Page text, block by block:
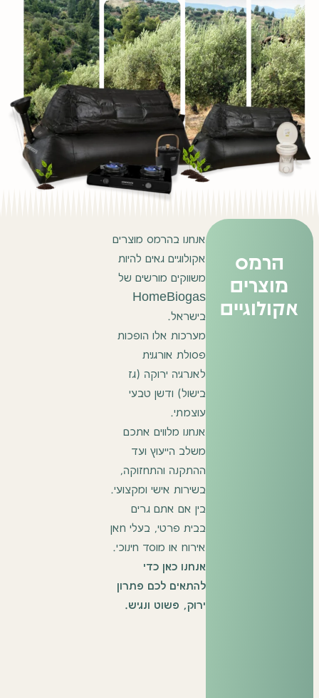
הרמס
מוצרים
אקולוגיים
אנחנו בהרמס מוצרים
אקולוגיים גאים להיות
משווקים מורשים של
HomeBiogas
בישראל.
מערכות אלו הופכות
פסולת אורגנית
לאנרגיה ירוקה (גז
בישול) ודשן טבעי
עוצמתי.
אנחנו מלווים אתכם
משלב הייעוץ ועד
ההתקנה והתחזוקה,
בשירות אישי ומקצועי.
בין אם אתם גרים
בבית פרטי, בעלי חאן
אירוח או מוסד חינוכי.
אנחנו כאן כדי
להתאים לכם פתרון
ירוק, פשוט ונגיש.